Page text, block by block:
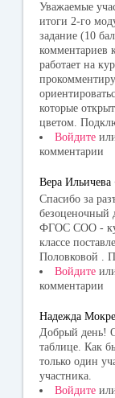
Уважаемые
итоги 2-го
задание (10
комментариев
работает на
которые
цветом.
Войдите
комментарии
Вера Ильичева
Спасибо за
безоценочный
ФГОС СОО -
классе
Половковой .
Войдите
комментарии
Надежда
Добрый день!
таблице. Как
только один
участника.
Войдите